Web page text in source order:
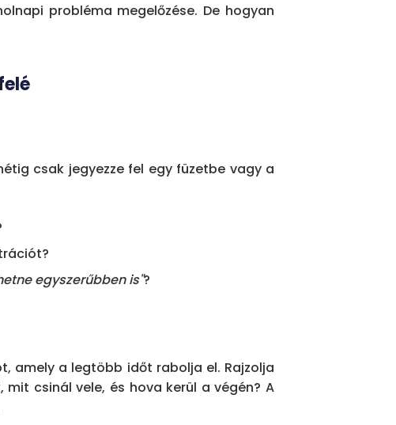
felszabadul a stratégiai
nap elpazarolt lehetőség – a
probléma megelőzése. De hogyan
csak jegyezze fel egy füzetbe vagy a
egyszerűbben is"?
amely a legtöbb időt rabolja el. Rajzolja
csinál vele, és hova kerül a végén? A